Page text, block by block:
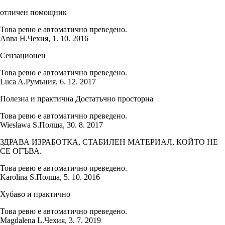
отличен помощник
Това ревю е автоматично преведено.
Anna H.Чехия, 1. 10. 2016
Сензационен
Това ревю е автоматично преведено.
Luca A.Румъния, 6. 12. 2017
Полезна и практична Достатъчно просторна
Това ревю е автоматично преведено.
Wiesława S.Полша, 30. 8. 2017
ЗДРАВА ИЗРАБОТКА, СТАБИЛЕН МАТЕРИАЛ, КОЙТО НЕ
СЕ ОГЪВА.
Това ревю е автоматично преведено.
Karolina S.Полша, 5. 10. 2016
Хубаво и практично
Това ревю е автоматично преведено.
Magdalena L.Чехия, 3. 7. 2019